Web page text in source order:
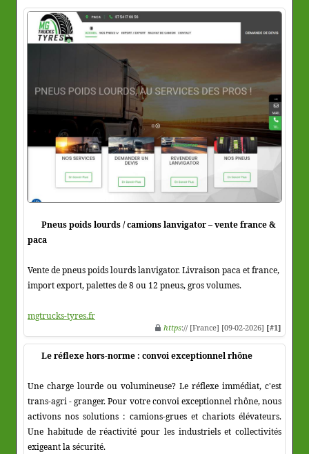
Pneus poids lourds / camions lanvigator – vente france &
paca
Vente de pneus poids lourds lanvigator. Livraison paca et france,
import export, palettes de 8 ou 12 pneus, gros volumes.
mgtrucks-tyres.fr
https:// [France] [09-02-2026] [#1]
Le réflexe hors-norme : convoi exceptionnel rhône
Une charge lourde ou volumineuse? Le réflexe immédiat, c'est
trans-agri - granger. Pour votre convoi exceptionnel rhône, nous
activons nos solutions : camions-grues et chariots élévateurs.
Une habitude de réactivité pour les industriels et collectivités
exigeant la sécurité.